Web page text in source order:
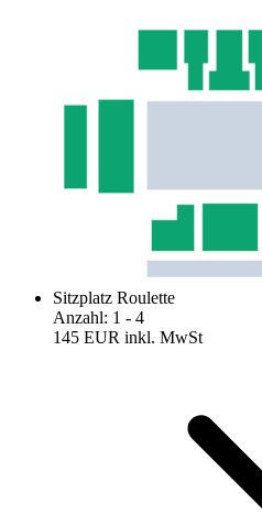
Sitzplatz Roulette
Anzahl: 1 - 4
145 EUR inkl. MwSt